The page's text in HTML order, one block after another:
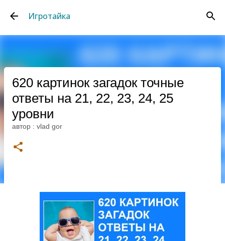
Игротайка
620 картинок загадок точные
ответы на 21, 22, 23, 24, 25
уровни
автор : vlad gor